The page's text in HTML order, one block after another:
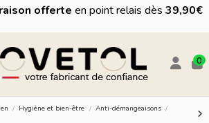
offerte en point relais dès 39,90€
0
Hygiène et bien-être
Anti-démangeaisons